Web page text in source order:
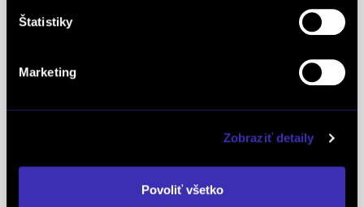
Štatistiky
Marketing
Zobraziť detaily
Povoliť všetko
2021, 2022 a aj 2023. Je najuznávanejšou
oceňovania obchodných značiek a znakom
pozície značky na lokálnom trhu. Na základe
jednotných kritérií a metód každoročne oceňuje